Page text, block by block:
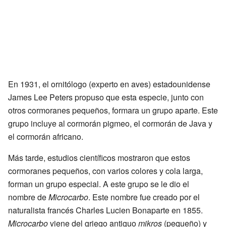
En 1931, el ornitólogo (experto en aves) estadounidense
James Lee Peters propuso que esta especie, junto con
otros cormoranes pequeños, formara un grupo aparte. Este
grupo incluye al cormorán pigmeo, el cormorán de Java y
el cormorán africano.
Más tarde, estudios científicos mostraron que estos
cormoranes pequeños, con varios colores y cola larga,
forman un grupo especial. A este grupo se le dio el
nombre deMicrocarbo. Este nombre fue creado por el
naturalista francés Charles Lucien Bonaparte en 1855.
Microcarboviene del griego antiguomikros (pequeño) y